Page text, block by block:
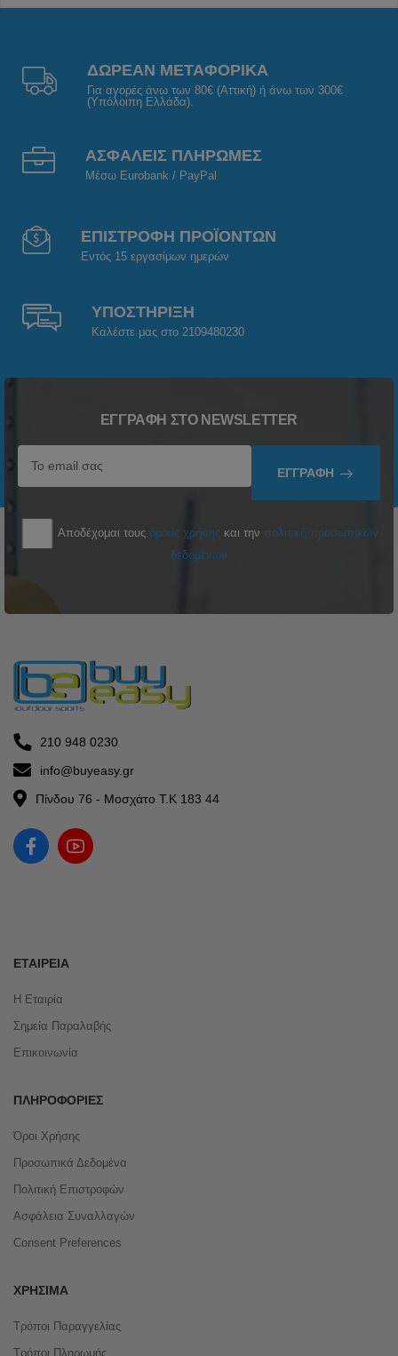
ΔΩΡΕΑΝ ΜΕΤΑΦΟΡΙΚΑ
Για αγορές άνω των 80€ (Αττική) ή άνω των 300€
(Υπόλοιπη Ελλάδα).
ΑΣΦΑΛΕΙΣ ΠΛΗΡΩΜΕΣ
Μέσω Eurobank / PayPal
ΕΠΙΣΤΡΟΦΗ ΠΡΟΪΟΝΤΩΝ
Εντός 15 εργασίμων ημερών
ΥΠΟΣΤΗΡΙΞΗ
Καλέστε μας στο 2109480230
ΕΓΓΡΑΦΉ ΣΤΟ NEWSLETTER
ΕΓΓΡΑΦΉ
Αποδέχομαι τους όρους χρήσης και την πολιτική προσωπικών
δεδομένων
210 948 0230
info@buyeasy.gr
Πίνδου 76 - Μοσχάτο Τ.Κ 183 44
ΕΤΑΙΡΕΊΑ
Η Εταιρία
Σημεία Παραλαβής
Επικοινωνία
ΠΛΗΡΟΦΟΡΊΕΣ
Όροι Χρήσης
Προσωπικά Δεδομένα
Πολιτική Επιστροφών
Ασφάλεια Συναλλαγών
Consent Preferences
ΧΡΉΣΙΜΑ
Τρόποι Παραγγελίας
Τρόποι Πληρωμής